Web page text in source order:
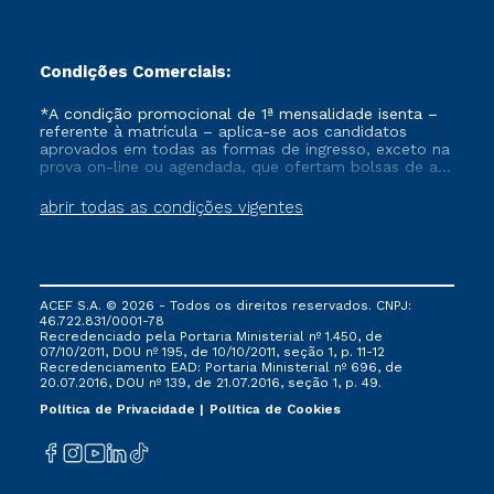
Condições Comerciais:
abrir todas as condições vigentes
*A condição promocional de 1ª mensalidade isenta –
referente à matrícula – aplica-se aos candidatos
aprovados em todas as formas de ingresso, exceto na
prova on-line ou agendada, que ofertam bolsas de até
vigente, que ainda não tenham efetivado e/ou não
tenham cancelado ou trancado sua matrícula em uma
via FIES, Prouni e outros programas governamentais, e
não se acumula com nenhuma outra campanha
ofertada pela Instituição.
ACEF S.A. © 2026 - Todos os direitos reservados. CNPJ:
46.722.831/0001-78
Recredenciado pela Portaria Ministerial nº 1.450, de
07/10/2011, DOU nº 195, de 10/10/2011, seção 1, p. 11-12
Recredenciamento EAD: Portaria Ministerial nº 696, de
20.07.2016, DOU nº 139, de 21.07.2016, seção 1, p. 49.
Política de Privacidade
Política de Cookies